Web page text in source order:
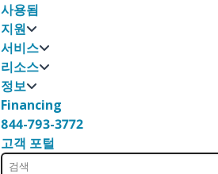
사용됨
지원
서비스
리소스
정보
Financing
844-793-3772
고객 포털